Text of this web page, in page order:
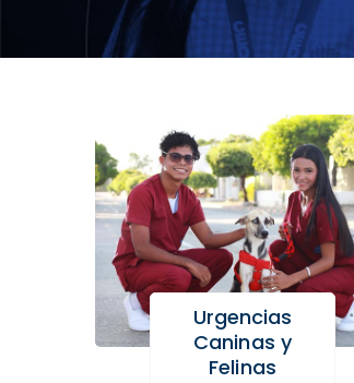
Urgencias
Caninas y
Felinas